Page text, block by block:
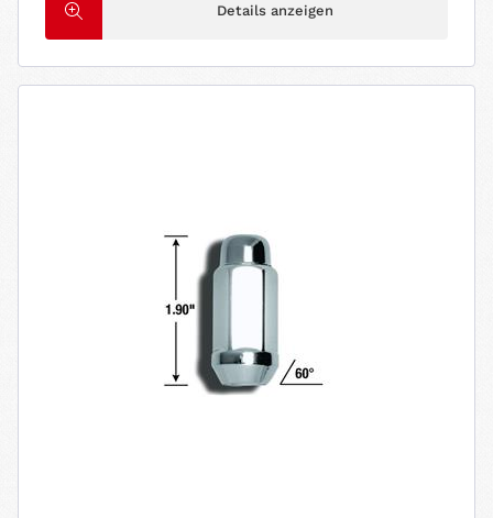
Details anzeigen